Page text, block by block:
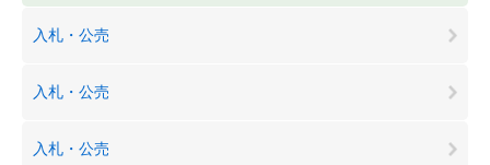
入札・公売
入札・公売
入札・公売